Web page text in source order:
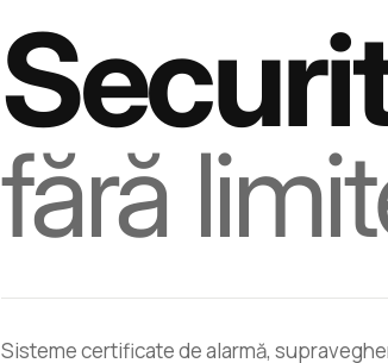
fără
Sisteme certificate de alarmă,